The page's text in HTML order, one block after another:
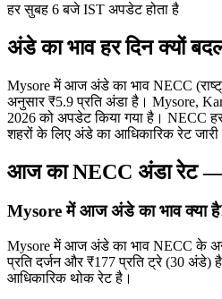
हर सुबह 6 बजे IST अपडेट होता है
अंडे का भाव हर दिन क्यों
Mysore में आज अंडे का भाव NECC
अनुसार ₹5.9 प्रति अंडा है। Mysore,
2026 को अपडेट किया गया है। NECC
शहरों के लिए अंडे का आधिकारिक रेट जारी
आज का NECC अंडा रेट
Mysore में आज अंडे का भाव क्या
Mysore में आज अंडे का भाव NECC के
प्रति दर्जन और ₹177 प्रति ट्रे (30 अंडे)
आधिकारिक थोक रेट है।